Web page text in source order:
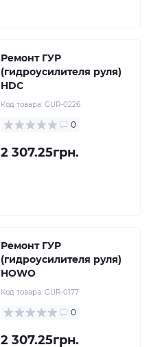
Ремонт ГУР
(гидроусилителя руля)
HDC
Код товара: GUR-0226
0
2 307.25грн.
Ремонт ГУР
(гидроусилителя руля)
HOWO
Код товара: GUR-0177
0
2 307.25грн.